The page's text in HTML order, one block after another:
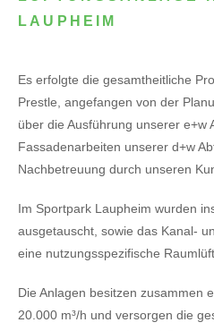
LAUPHEIM
Es erfolgte die gesamtheitliche
Prestle, angefangen von der
über die Ausführung unserer e+w
Fassadenarbeiten unserer d+w
Nachbetreuung durch unseren
Im Sportpark Laupheim wurden
ausgetauscht, sowie das Kanal-
eine nutzungsspezifische
Die Anlagen besitzen zusammen
20.000 m³/h und versorgen die